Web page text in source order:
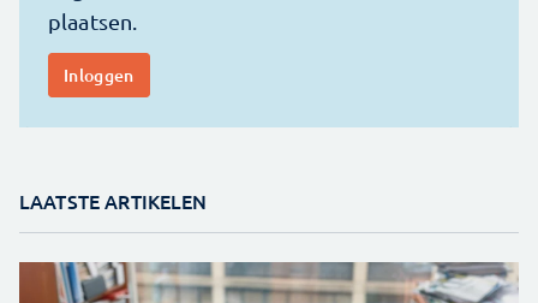
LAATSTE ARTIKELEN